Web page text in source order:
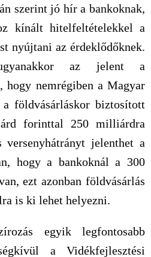
szerint jó hír a bankoknak,
kínált hitelfeltételekkel a
nyújtani az érdeklődőknek.
az jelent a
hogy nemrégiben a Magyar
földvásárláskor biztosított
forinttal 250 milliárdra
jelenthet a
hogy a bankoknál a 300
ezt azonban földvásárlás
is ki lehet helyezni.
egyik legfontosabb
a Vidékfejlesztési